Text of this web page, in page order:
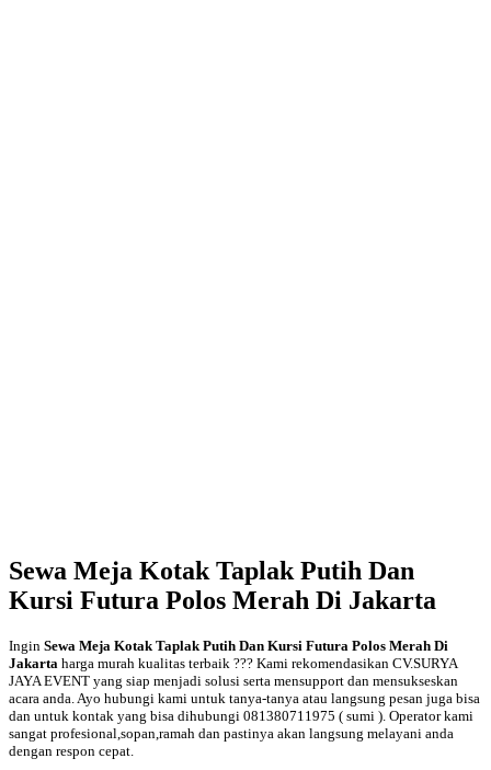
Sewa Meja Kotak Taplak Putih Dan
Kursi Futura Polos Merah Di Jakarta
Ingin Sewa Meja Kotak Taplak Putih Dan Kursi Futura Polos Merah Di
Jakarta harga murah kualitas terbaik ??? Kami rekomendasikan CV.SURYA
JAYA EVENT yang siap menjadi solusi serta mensupport dan mensukseskan
acara anda. Ayo hubungi kami untuk tanya-tanya atau langsung pesan juga bisa
dan untuk kontak yang bisa dihubungi 081380711975 ( sumi ). Operator kami
sangat profesional,sopan,ramah dan pastinya akan langsung melayani anda
dengan respon cepat.